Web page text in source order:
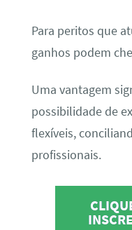
Para peritos que
ganhos podem
Uma vantagem
possibilidade de
flexíveis,
profissionais.